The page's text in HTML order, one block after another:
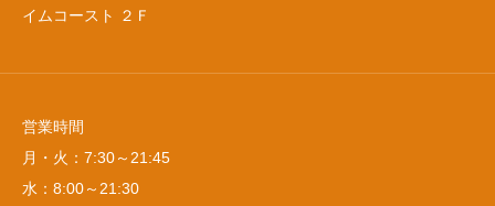
イムコースト ２Ｆ
営業時間
月・火：7:30～21:45
水：8:00～21:30